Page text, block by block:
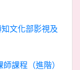
文化部影視及
課程（進階）